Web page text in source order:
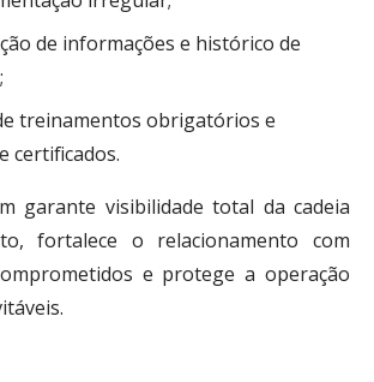
de informações e histórico de
treinamentos obrigatórios e
certificados.
garante visibilidade total da cadeia
fortalece o relacionamento com
e protege a operação